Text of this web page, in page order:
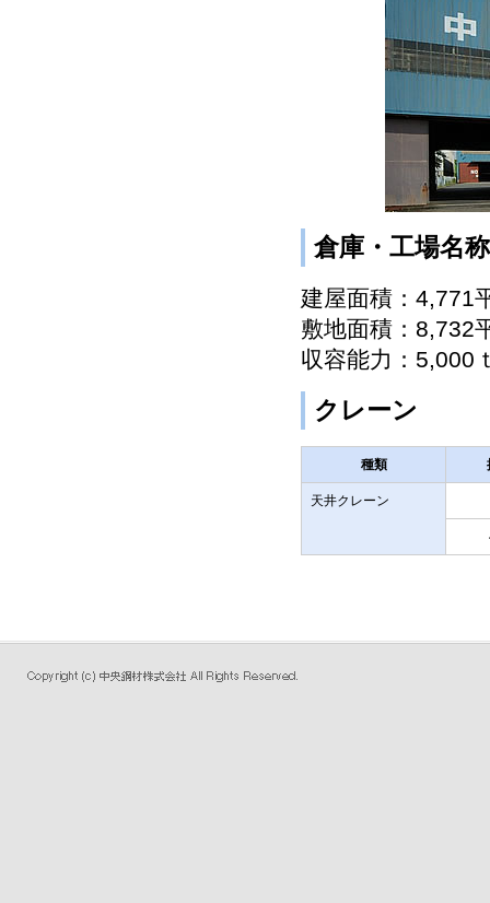
倉庫・工場名
建屋面積：4,771
敷地面積：8,732
収容能力：5,000
クレーン
種類
天井クレーン